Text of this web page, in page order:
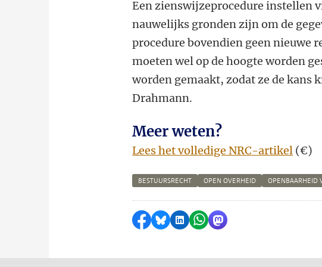
Een zienswijzeprocedure instellen
nauwelijks gronden zijn om de
procedure bovendien geen nieuwe
moeten wel op de hoogte worden
worden gemaakt, zodat ze de kans
Drahmann.
Meer weten?
Lees het volledige NRC-artikel (€)
BESTUURSRECHT OPEN OVERHEID OPENBAARHEID
Delen op Facebook
Delen via Bluesky
Delen op LinkedIn
Delen via WhatsApp
Delen via Mastodon